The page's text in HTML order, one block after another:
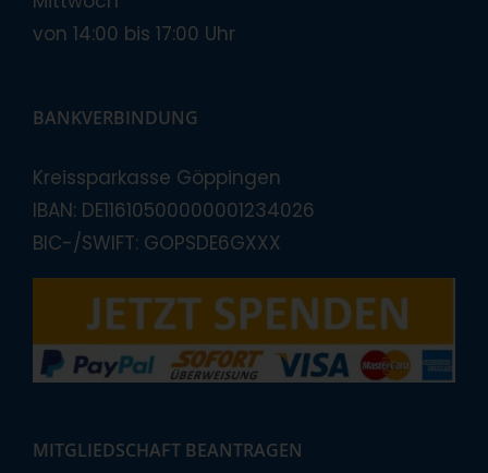
von 14:00 bis 17:00 Uhr
BANKVERBINDUNG
Kreissparkasse Göppingen
IBAN: DE11610500000001234026
BIC-/SWIFT: GOPSDE6GXXX
MITGLIEDSCHAFT BEANTRAGEN